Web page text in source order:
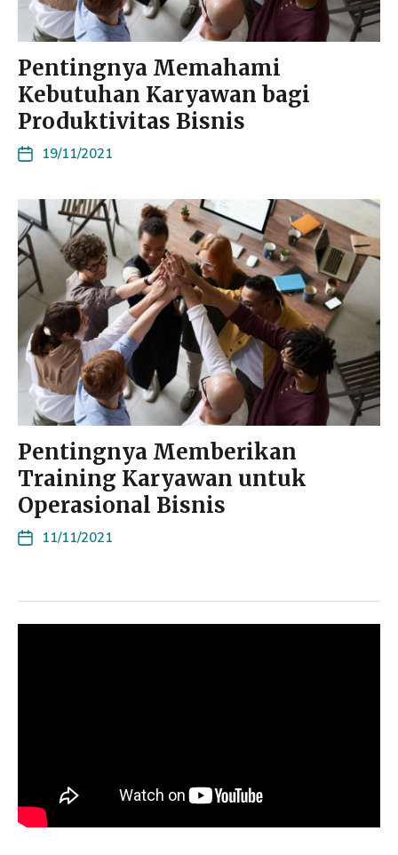
Pentingnya Memahami
Kebutuhan Karyawan bagi
Produktivitas Bisnis
19/11/2021
Pentingnya Memberikan
Training Karyawan untuk
Operasional Bisnis
11/11/2021